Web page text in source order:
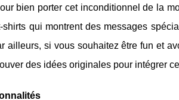
bien porter cet inconditionnel de la
qui montrent des messages
ailleurs, si vous souhaitez être fun et
des idées originales pour intégrer